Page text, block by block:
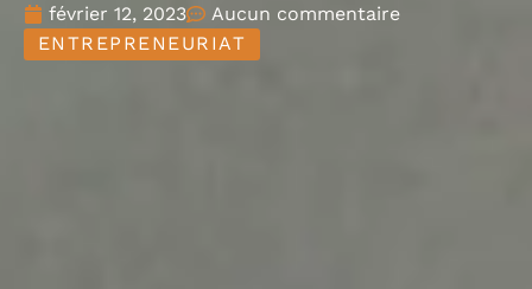
février 12, 2023
Aucun commentaire
ENTREPRENEURIAT